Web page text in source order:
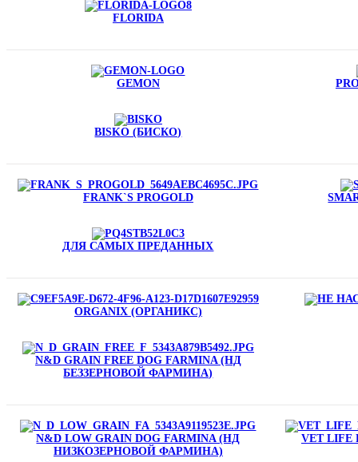
FLORIDA
GEMON
BISKO (БИСКО)
FRANK`S PROGOLD
ДЛЯ САМЫХ ПРЕДАННЫХ
ORGANIX (ОРГАНИКС)
N&D GRAIN FREE DOG FARMINA (НД
БЕЗЗЕРНОВОЙ ФАРМИНА)
N&D LOW GRAIN DOG FARMINA (НД
НИЗКОЗЕРНОВОЙ ФАРМИНА)
VET LIFE